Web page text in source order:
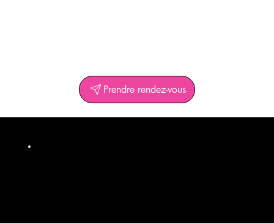
Prendre rendez-vous